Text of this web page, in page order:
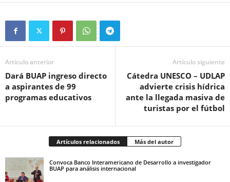
Artículo anterior
Dará BUAP ingreso directo
a aspirantes de 99
programas educativos
Artículo siguiente
Cátedra UNESCO – UDLAP
advierte crisis hídrica
ante la llegada masiva de
turistas por el fútbol
Artículos relacionados Más del autor
Convoca Banco Interamericano de Desarrollo a investigador
BUAP para análisis internacional